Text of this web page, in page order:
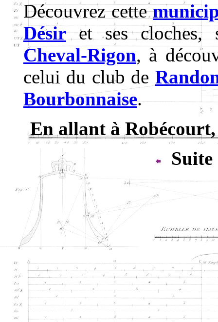
Découvrez cette
Désir et ses
Cheval-Rigon, à
celui du club de
Bourbonnaise.
En allant à